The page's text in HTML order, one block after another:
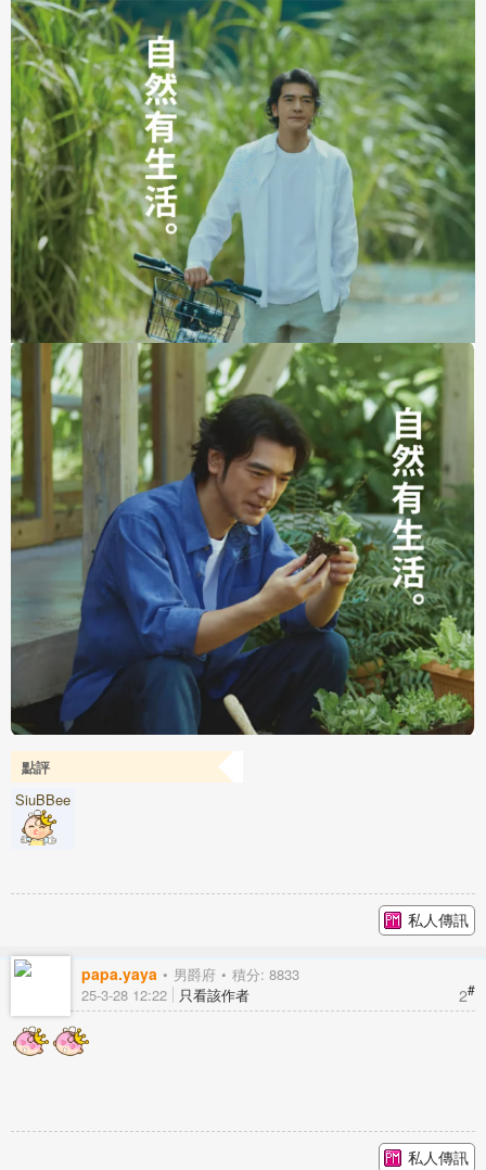
點評
SiuBBee
私人傳訊
papa.yaya 男爵府 積分: 8833
2#
25-3-28 12:22 只看該作者
私人傳訊